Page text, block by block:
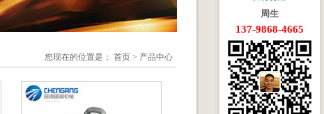
您现在的位置是： 首页 > 产品中心
周生
137-9868-4665